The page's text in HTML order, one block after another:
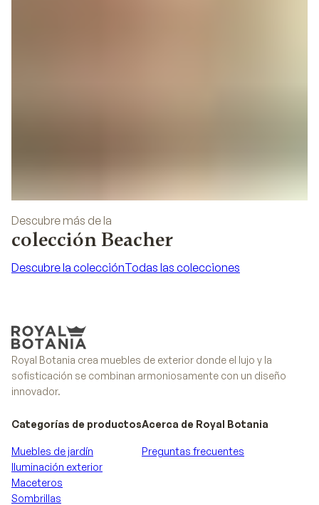
Descubre más de la
colección Beacher
Descubre la colecciónTodas las colecciones
Royal Botania crea muebles de exterior donde el lujo y la
sofisticación se combinan armoniosamente con un diseño
innovador.
Categorías de productos
Muebles de jardín
Iluminación exterior
Maceteros
Sombrillas
Acerca de Royal Botania
Preguntas frecuentes